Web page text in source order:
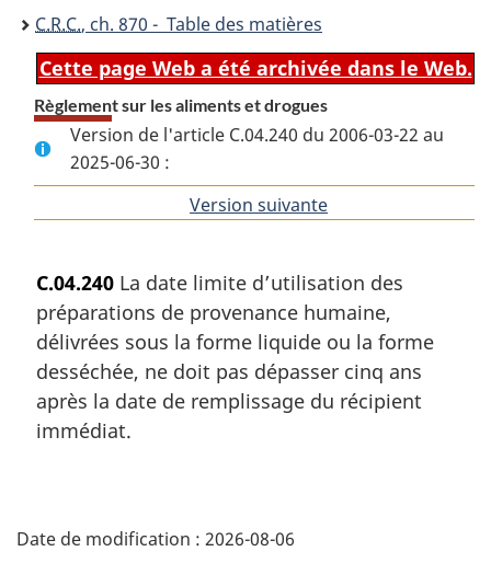
C.R.C., ch. 870 - Table des matières
Cette page Web a été archivée dans le Web.
Règlement sur les aliments et drogues
Version de l'article C.04.240 du 2006-03-22 au
2025-06-30 :
Version suivante
C.04.240 La date limite d’utilisation des
préparations de provenance humaine,
délivrées sous la forme liquide ou la forme
desséchée, ne doit pas dépasser cinq ans
après la date de remplissage du récipient
immédiat.
é
Date de modification : 2026-08-06